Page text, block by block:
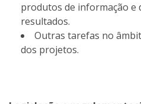
produtos de informação e
resultados.
Outras tarefas no
dos projetos.